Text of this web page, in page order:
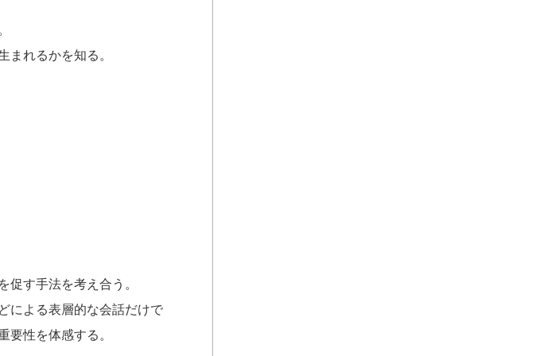
まれるかを知る。
促す手法を考え合う。
による表層的な会話だけで
要性を体感する。